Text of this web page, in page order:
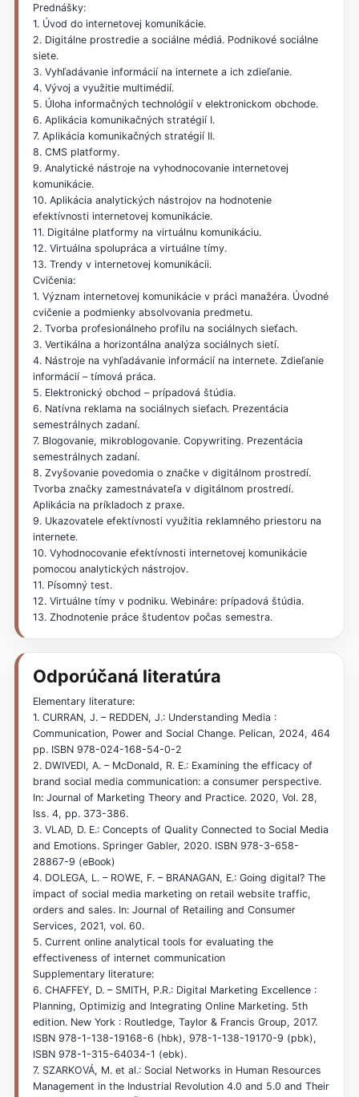
Prednášky:
1. Úvod do internetovej komunikácie.
2. Digitálne prostredie a sociálne médiá. Podnikové sociálne
siete.
3. Vyhľadávanie informácií na internete a ich zdieľanie.
4. Vývoj a využitie multimédií.
5. Úloha informačných technológií v elektronickom obchode.
6. Aplikácia komunikačných stratégií I.
7. Aplikácia komunikačných stratégií II.
8. CMS platformy.
9. Analytické nástroje na vyhodnocovanie internetovej
komunikácie.
10. Aplikácia analytických nástrojov na hodnotenie
efektívnosti internetovej komunikácie.
11. Digitálne platformy na virtuálnu komunikáciu.
12. Virtuálna spolupráca a virtuálne tímy.
13. Trendy v internetovej komunikácii.
Cvičenia:
1. Význam internetovej komunikácie v práci manažéra. Úvodné
cvičenie a podmienky absolvovania predmetu.
2. Tvorba profesionálneho profilu na sociálnych sieťach.
3. Vertikálna a horizontálna analýza sociálnych sietí.
4. Nástroje na vyhľadávanie informácií na internete. Zdieľanie
informácií – tímová práca.
5. Elektronický obchod – prípadová štúdia.
6. Natívna reklama na sociálnych sieťach. Prezentácia
semestrálnych zadaní.
7. Blogovanie, mikroblogovanie. Copywriting. Prezentácia
semestrálnych zadaní.
8. Zvyšovanie povedomia o značke v digitálnom prostredí.
Tvorba značky zamestnávateľa v digitálnom prostredí.
Aplikácia na príkladoch z praxe.
9. Ukazovatele efektívnosti využitia reklamného priestoru na
internete.
10. Vyhodnocovanie efektívnosti internetovej komunikácie
pomocou analytických nástrojov.
11. Písomný test.
12. Virtuálne tímy v podniku. Webináre: prípadová štúdia.
13. Zhodnotenie práce študentov počas semestra.
Odporúčaná literatúra
Elementary literature:
1. CURRAN, J. – REDDEN, J.: Understanding Media :
Communication, Power and Social Change. Pelican, 2024, 464
pp. ISBN 978-024-168-54-0-2
2. DWIVEDI, A. – McDonald, R. E.: Examining the efficacy of
brand social media communication: a consumer perspective.
In: Journal of Marketing Theory and Practice. 2020, Vol. 28,
Iss. 4, pp. 373-386.
3. VLAD, D. E.: Concepts of Quality Connected to Social Media
and Emotions. Springer Gabler, 2020. ISBN 978-3-658-
28867-9 (eBook)
4. DOLEGA, L. – ROWE, F. – BRANAGAN, E.: Going digital? The
impact of social media marketing on retail website traffic,
orders and sales. In: Journal of Retailing and Consumer
Services, 2021, vol. 60.
5. Current online analytical tools for evaluating the
effectiveness of internet communication
Supplementary literature:
6. CHAFFEY, D. – SMITH, P.R.: Digital Marketing Excellence :
Planning, Optimizig and Integrating Online Marketing. 5th
edition. New York : Routledge, Taylor & Francis Group, 2017.
ISBN 978-1-138-19168-6 (hbk), 978-1-138-19170-9 (pbk),
ISBN 978-1-315-64034-1 (ebk).
7. SZARKOVÁ, M. et al.: Social Networks in Human Resources
Management in the Industrial Revolution 4.0 and 5.0 and Their